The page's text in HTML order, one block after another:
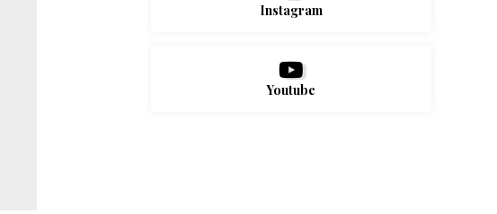
Instagram
Youtube